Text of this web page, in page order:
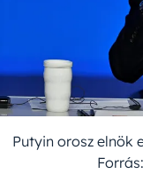
Putyin orosz elnök